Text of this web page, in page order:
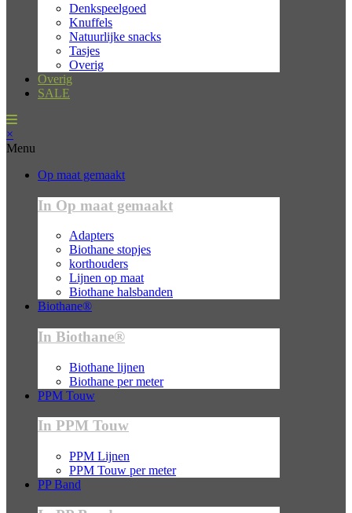
Denkspeelgoed
Knuffels
Natuurlijke snacks
Tasjes
Overig
Overig
SALE
×
Menu
Op maat gemaakt
In Op maat gemaakt
Adapters
Biothane stopjes
korthouders
Lijnen op maat
Biothane halsbanden
Biothane®
In Biothane®
Biothane lijnen
Biothane per meter
PPM Touw
In PPM Touw
PPM Lijnen
PPM Touw per meter
PP Band